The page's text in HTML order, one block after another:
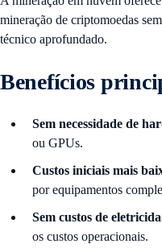
mineração de criptomoedas
técnico aprofundado.
Benefícios
Sem necessidade de
ou GPUs.
Custos iniciais mais
por equipamentos
Sem custos de
os custos operacionais.